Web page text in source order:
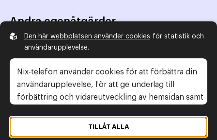
Andra egenåtgärder
NIX Telefon
NIX addresserat
Reklamombudsmannen
Konsumentverket
Legal information
Den här webbplatsen använder cookies för statistik och
användarupplevelse.
Nix-telefon använder cookies för att förbättra din
användarupplevelse, för att ge underlag till
förbättring och vidareutveckling av hemsidan samt
TILLÅT ALLA